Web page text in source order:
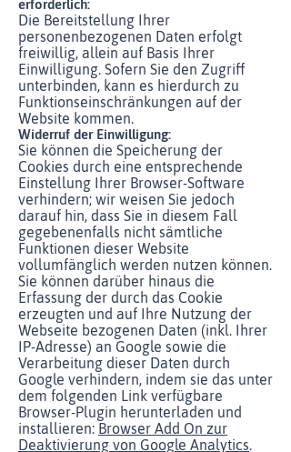
erforderlich:
Die Bereitstellung Ihrer
personenbezogenen Daten erfolgt
freiwillig, allein auf Basis Ihrer
Einwilligung. Sofern Sie den Zugriff
unterbinden, kann es hierdurch zu
Funktionseinschränkungen auf der
Website kommen.
Widerruf der Einwilligung:
Sie können die Speicherung der
Cookies durch eine entsprechende
Einstellung Ihrer Browser-Software
verhindern; wir weisen Sie jedoch
darauf hin, dass Sie in diesem Fall
gegebenenfalls nicht sämtliche
Funktionen dieser Website
vollumfänglich werden nutzen können.
Sie können darüber hinaus die
Erfassung der durch das Cookie
erzeugten und auf Ihre Nutzung der
Webseite bezogenen Daten (inkl. Ihrer
IP-Adresse) an Google sowie die
Verarbeitung dieser Daten durch
Google verhindern, indem sie das unter
dem folgenden Link verfügbare
Browser-Plugin herunterladen und
installieren: Browser Add On zur
Deaktivierung von Google Analytics.